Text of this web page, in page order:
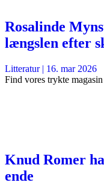
Rosalinde
længslen efter
Litteratur| 16. mar 2026
Find vores trykte
Knud Romer
ende